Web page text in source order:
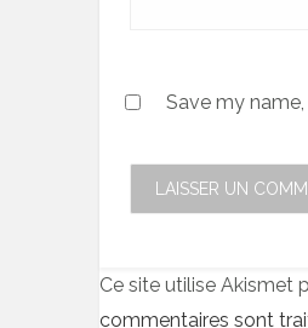
Save my
Ce site utilise Akismet
commentaires sont